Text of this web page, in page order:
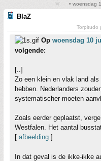
• woensdag
BlaZ
Torpitudo
Op woensdag 10
volgende:
[..]
Zo een klein en vlak land
hebben. Nederlanders
systematischer moeten
Zoals eerder geplaatst,
Westfalen. Het aantal
[ afbeelding ]
In dat geval is de ikke-ikke